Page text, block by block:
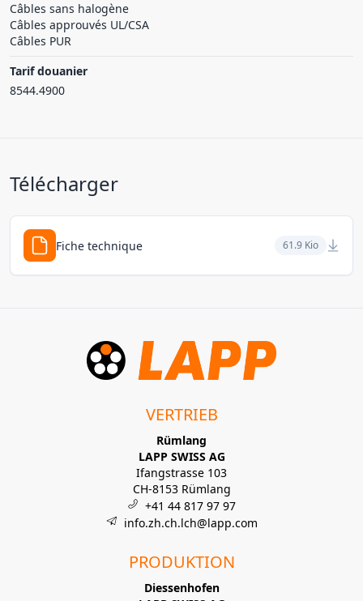
Câbles sans halogène
Câbles approuvés UL/CSA
Câbles PUR
Tarif douanier
8544.4900
Télécharger
Fiche technique 61.9 Kio
VERTRIEB
Rümlang
LAPP SWISS AG
Ifangstrasse 103
CH-8153 Rümlang
+41 44 817 97 97
info.zh.ch.lch@lapp.com
PRODUKTION
Diessenhofen